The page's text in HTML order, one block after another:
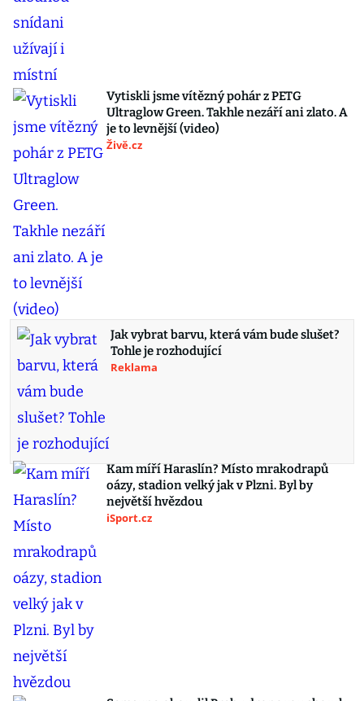
Vytiskli jsme vítězný pohár z PETG
Ultraglow Green. Takhle nezáří ani zlato. A
je to levnější (video)
Živě.cz
Jak vybrat barvu, která vám bude slušet?
Tohle je rozhodující
Reklama
Kam míří Haraslín? Místo mrakodrapů
oázy, stadion velký jak v Plzni. Byl by
největší hvězdou
iSport.cz